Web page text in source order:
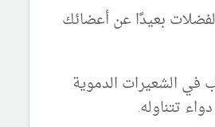
بعيدًا عن أعضائك
في الشعيرات الدموية
تتناوله.